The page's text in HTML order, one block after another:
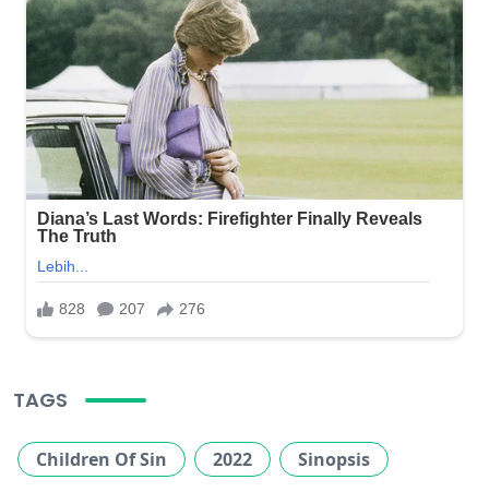
TAGS
Children Of Sin 2022 Sinopsis